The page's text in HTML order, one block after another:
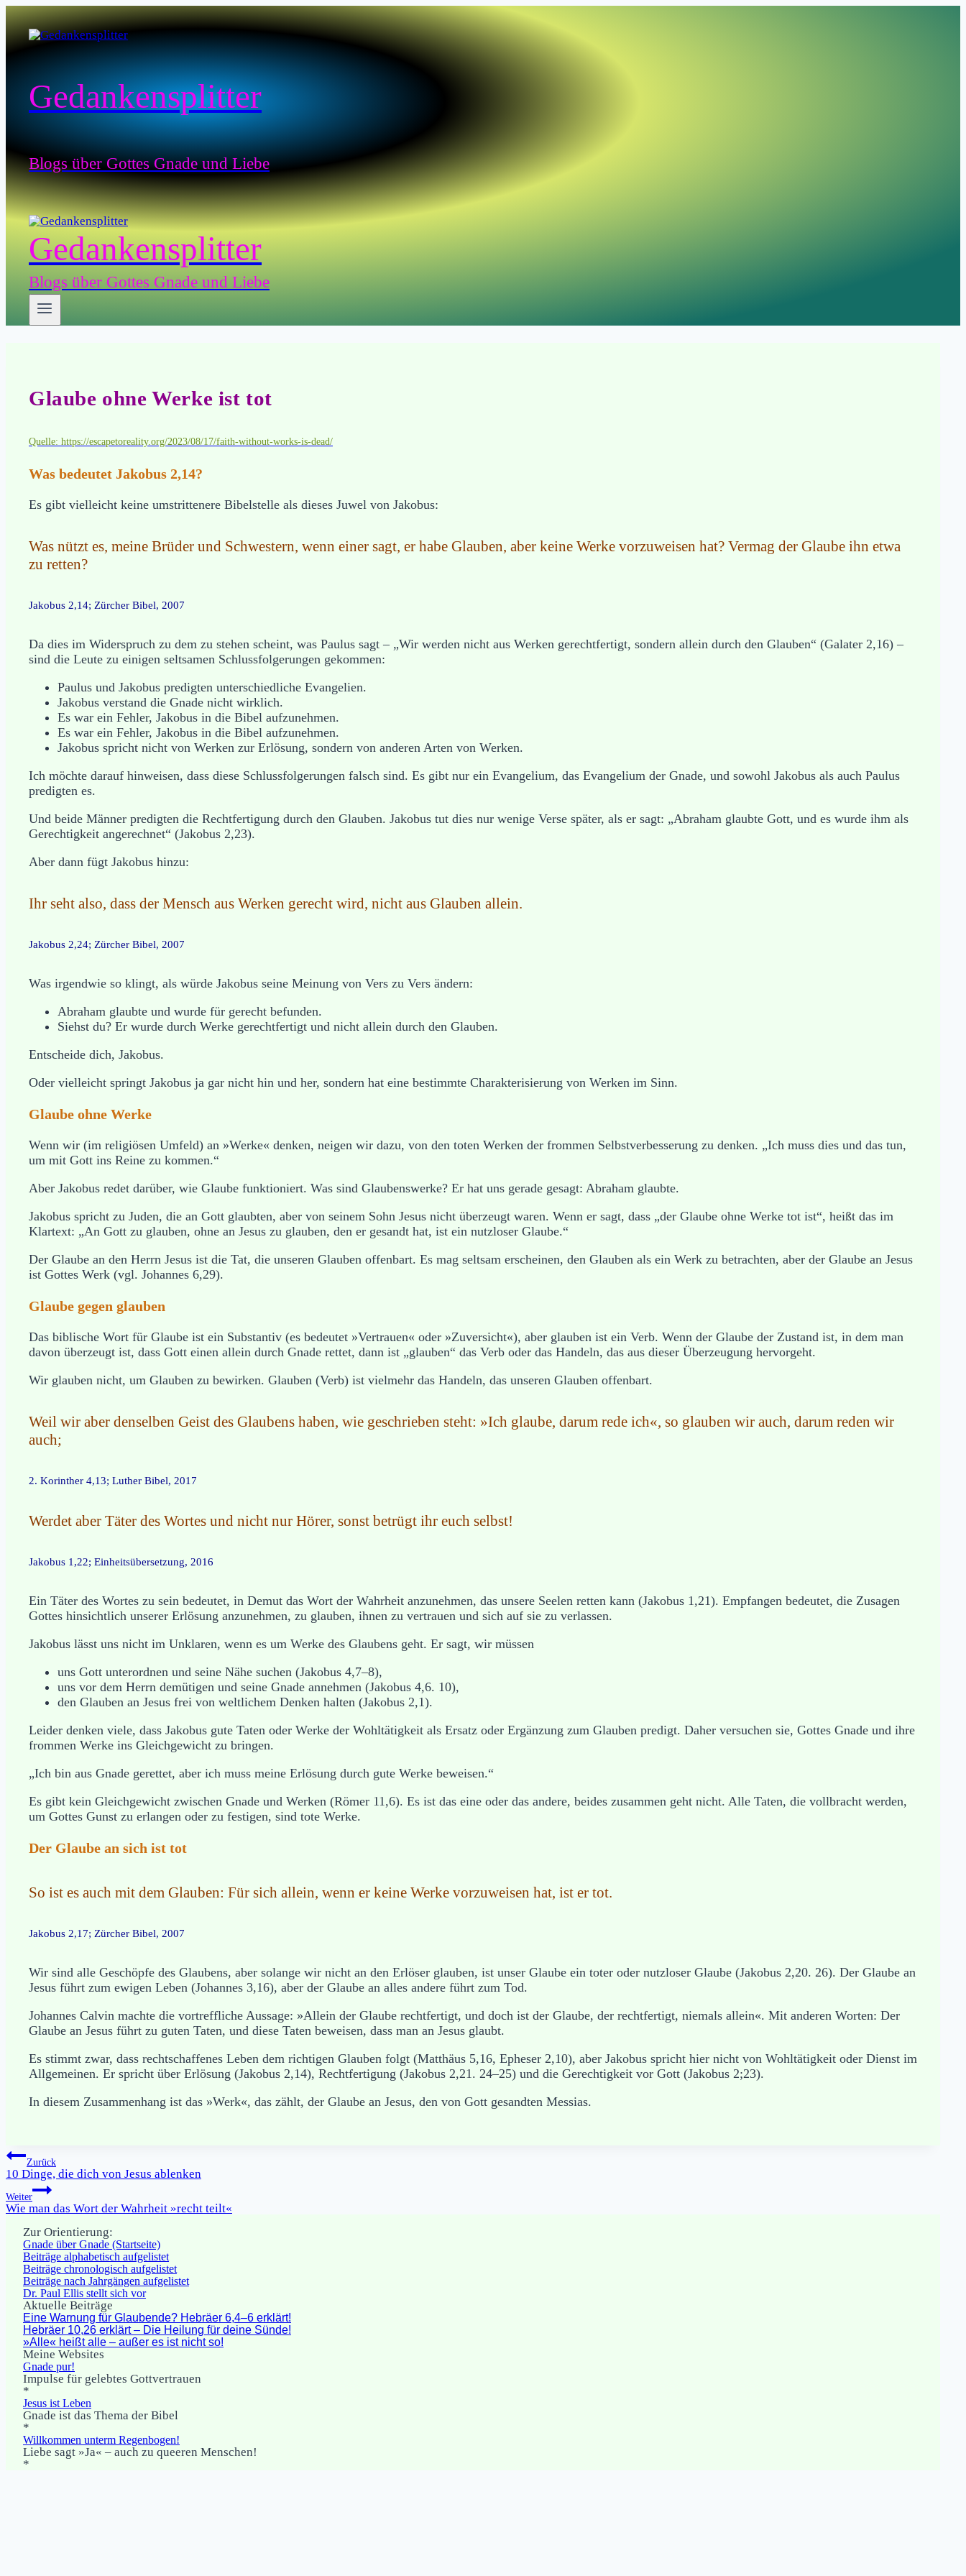
Zum
Inhalt
springen
Gedankensplitter
Blogs über Gottes Gnade und Liebe
Gedankensplitter
Blogs über Gottes Gnade und Liebe
Glaube ohne Werke ist tot
Quelle: https://escapetoreality.org/2023/08/17/faith-without-works-is-dead/
Was bedeutet Jakobus 2,14?
Es gibt vielleicht keine umstrittenere Bibelstelle als dieses Juwel von Jakobus:
Was nützt es, meine Brüder und Schwestern, wenn einer sagt, er habe Glauben, aber keine Werke vorzuweisen hat? Vermag der Glaube ihn etwa
zu retten?
Jakobus 2,14; Zürcher Bibel, 2007
Da dies im Widerspruch zu dem zu stehen scheint, was Paulus sagt – „Wir werden nicht aus Werken gerechtfertigt, sondern allein durch den Glauben“ (Galater 2,16) –
sind die Leute zu einigen seltsamen Schlussfolgerungen gekommen:
Paulus und Jakobus predigten unterschiedliche Evangelien.
Jakobus verstand die Gnade nicht wirklich.
Es war ein Fehler, Jakobus in die Bibel aufzunehmen.
Es war ein Fehler, Jakobus in die Bibel aufzunehmen.
Jakobus spricht nicht von Werken zur Erlösung, sondern von anderen Arten von Werken.
Ich möchte darauf hinweisen, dass diese Schlussfolgerungen falsch sind. Es gibt nur ein Evangelium, das Evangelium der Gnade, und sowohl Jakobus als auch Paulus
predigten es.
Und beide Männer predigten die Rechtfertigung durch den Glauben. Jakobus tut dies nur wenige Verse später, als er sagt: „Abraham glaubte Gott, und es wurde ihm als
Gerechtigkeit angerechnet“ (Jakobus 2,23).
Aber dann fügt Jakobus hinzu:
Ihr seht also, dass der Mensch aus Werken gerecht wird, nicht aus Glauben allein.
Jakobus 2,24; Zürcher Bibel, 2007
Was irgendwie so klingt, als würde Jakobus seine Meinung von Vers zu Vers ändern:
Abraham glaubte und wurde für gerecht befunden.
Siehst du? Er wurde durch Werke gerechtfertigt und nicht allein durch den Glauben.
Entscheide dich, Jakobus.
Oder vielleicht springt Jakobus ja gar nicht hin und her, sondern hat eine bestimmte Charakterisierung von Werken im Sinn.
Glaube ohne Werke
Wenn wir (im religiösen Umfeld) an »Werke« denken, neigen wir dazu, von den toten Werken der frommen Selbstverbesserung zu denken. „Ich muss dies und das tun,
um mit Gott ins Reine zu kommen.“
Aber Jakobus redet darüber, wie Glaube funktioniert. Was sind Glaubenswerke? Er hat uns gerade gesagt: Abraham glaubte.
Jakobus spricht zu Juden, die an Gott glaubten, aber von seinem Sohn Jesus nicht überzeugt waren. Wenn er sagt, dass „der Glaube ohne Werke tot ist“, heißt das im
Klartext: „An Gott zu glauben, ohne an Jesus zu glauben, den er gesandt hat, ist ein nutzloser Glaube.“
Der Glaube an den Herrn Jesus ist die Tat, die unseren Glauben offenbart. Es mag seltsam erscheinen, den Glauben als ein Werk zu betrachten, aber der Glaube an Jesus
ist Gottes Werk (vgl. Johannes 6,29).
Glaube gegen glauben
Das biblische Wort für Glaube ist ein Substantiv (es bedeutet »Vertrauen« oder »Zuversicht«), aber glauben ist ein Verb. Wenn der Glaube der Zustand ist, in dem man
davon überzeugt ist, dass Gott einen allein durch Gnade rettet, dann ist „glauben“ das Verb oder das Handeln, das aus dieser Überzeugung hervorgeht.
Wir glauben nicht, um Glauben zu bewirken. Glauben (Verb) ist vielmehr das Handeln, das unseren Glauben offenbart.
Weil wir aber denselben Geist des Glaubens haben, wie geschrieben steht: »Ich glaube, darum rede ich«, so glauben wir auch, darum reden wir
auch;
2. Korinther 4,13; Luther Bibel, 2017
Werdet aber Täter des Wortes und nicht nur Hörer, sonst betrügt ihr euch selbst!
Jakobus 1,22; Einheitsübersetzung, 2016
Ein Täter des Wortes zu sein bedeutet, in Demut das Wort der Wahrheit anzunehmen, das unsere Seelen retten kann (Jakobus 1,21). Empfangen bedeutet, die Zusagen
Gottes hinsichtlich unserer Erlösung anzunehmen, zu glauben, ihnen zu vertrauen und sich auf sie zu verlassen.
Jakobus lässt uns nicht im Unklaren, wenn es um Werke des Glaubens geht. Er sagt, wir müssen
uns Gott unterordnen und seine Nähe suchen (Jakobus 4,7–8),
uns vor dem Herrn demütigen und seine Gnade annehmen (Jakobus 4,6. 10),
den Glauben an Jesus frei von weltlichem Denken halten (Jakobus 2,1).
Leider denken viele, dass Jakobus gute Taten oder Werke der Wohltätigkeit als Ersatz oder Ergänzung zum Glauben predigt. Daher versuchen sie, Gottes Gnade und ihre
frommen Werke ins Gleichgewicht zu bringen.
„Ich bin aus Gnade gerettet, aber ich muss meine Erlösung durch gute Werke beweisen.“
Es gibt kein Gleichgewicht zwischen Gnade und Werken (Römer 11,6). Es ist das eine oder das andere, beides zusammen geht nicht. Alle Taten, die vollbracht werden,
um Gottes Gunst zu erlangen oder zu festigen, sind tote Werke.
Der Glaube an sich ist tot
So ist es auch mit dem Glauben: Für sich allein, wenn er keine Werke vorzuweisen hat, ist er tot.
Jakobus 2,17; Zürcher Bibel, 2007
Wir sind alle Geschöpfe des Glaubens, aber solange wir nicht an den Erlöser glauben, ist unser Glaube ein toter oder nutzloser Glaube (Jakobus 2,20. 26). Der Glaube an
Jesus führt zum ewigen Leben (Johannes 3,16), aber der Glaube an alles andere führt zum Tod.
Johannes Calvin machte die vortreffliche Aussage: »Allein der Glaube rechtfertigt, und doch ist der Glaube, der rechtfertigt, niemals allein«. Mit anderen Worten: Der
Glaube an Jesus führt zu guten Taten, und diese Taten beweisen, dass man an Jesus glaubt.
Es stimmt zwar, dass rechtschaffenes Leben dem richtigen Glauben folgt (Matthäus 5,16, Epheser 2,10), aber Jakobus spricht hier nicht von Wohltätigkeit oder Dienst im
Allgemeinen. Er spricht über Erlösung (Jakobus 2,14), Rechtfertigung (Jakobus 2,21. 24–25) und die Gerechtigkeit vor Gott (Jakobus 2;23).
In diesem Zusammenhang ist das »Werk«, das zählt, der Glaube an Jesus, den von Gott gesandten Messias.
Beitragsnavigation
Zurück
10 Dinge, die dich von Jesus ablenken
Weiter
Wie man das Wort der Wahrheit »recht teilt«
Zur Orientierung:
Gnade über Gnade (Startseite)
Beiträge alphabetisch aufgelistet
Beiträge chronologisch aufgelistet
Beiträge nach Jahrgängen aufgelistet
Dr. Paul Ellis stellt sich vor
Aktuelle Beiträge
Eine Warnung für Glaubende? Hebräer 6,4–6 erklärt!
Hebräer 10,26 erklärt – Die Heilung für deine Sünde!
»Alle« heißt alle – außer es ist nicht so!
Meine Websites
Gnade pur!
Impulse für gelebtes Gottvertrauen
*
Jesus ist Leben
Gnade ist das Thema der Bibel
*
Willkommen unterm Regenbogen!
Liebe sagt »Ja« – auch zu queeren Menschen!
*